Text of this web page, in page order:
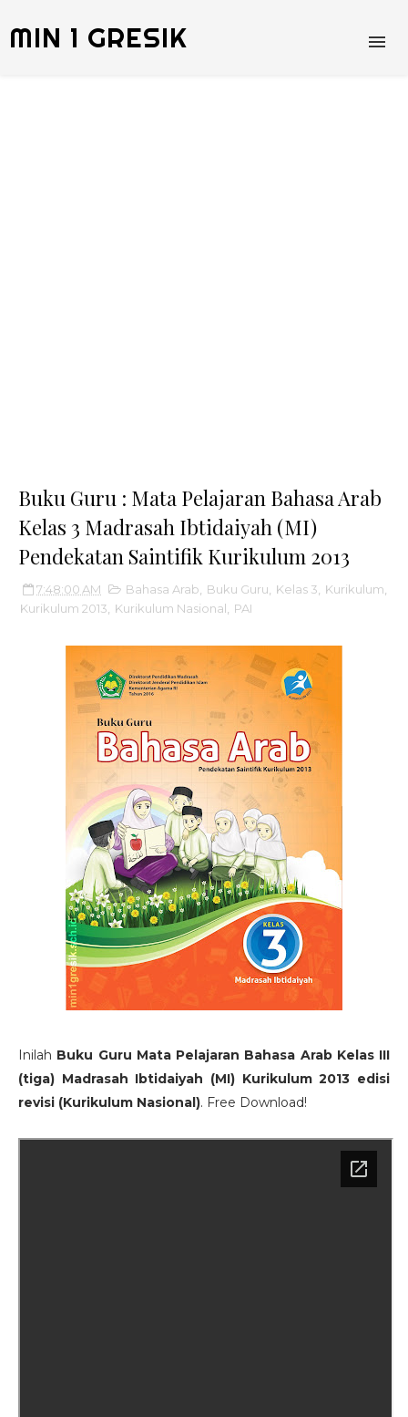
MIN 1 GRESIK
Buku Guru : Mata Pelajaran Bahasa Arab
Kelas 3 Madrasah Ibtidaiyah (MI)
Pendekatan Saintifik Kurikulum 2013
7:48:00 AM Bahasa Arab Buku Guru Kelas 3 Kurikulum
Kurikulum 2013
Kurikulum Nasional PAI
Inilah Buku Guru Mata Pelajaran Bahasa Arab Kelas III
(tiga) Madrasah Ibtidaiyah (MI) Kurikulum 2013 edisi
revisi (Kurikulum Nasional). Free Download!